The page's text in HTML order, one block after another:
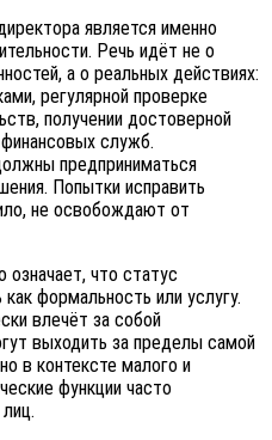
является именно
Речь идёт не о
а о реальных действиях:
регулярной проверке
получении достоверной
служб.
предприниматься
Попытки исправить
не освобождают от
означает, что статус
формальность или услугу.
влечёт за собой
выходить за пределы самой
в контексте малого и
функции часто